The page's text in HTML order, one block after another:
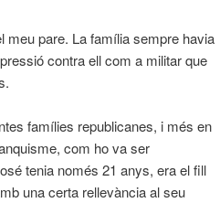
meu pare. La família sempre havia
contra ell com a militar que
famílies republicanes, i més en
com ho va ser
tenia només 21 anys, era el fill
una certa rellevància al seu